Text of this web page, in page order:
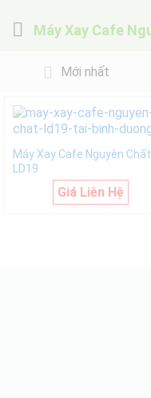
Mới nhất
Máy Xay Cafe Nguyên Chất
LD19
Giá Liên Hệ